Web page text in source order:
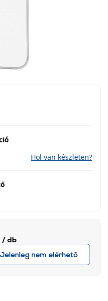
Hol van készleten?
/ db
Jelenleg nem elérhető